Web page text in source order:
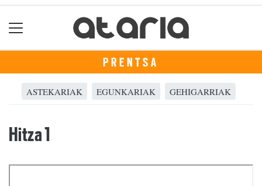
PRENTSA
ASTEKARIAK EGUNKARIAK GEHIGARRIAK
Hitza 1